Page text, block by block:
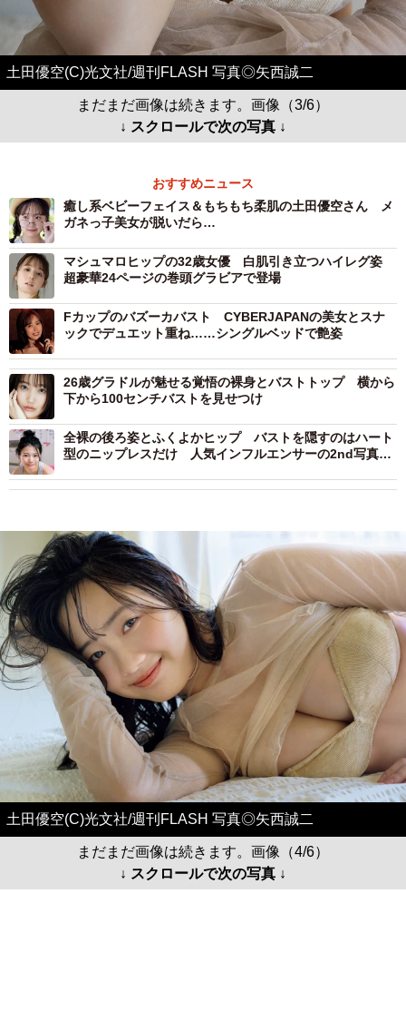
土田優空(C)光文社/週刊FLASH 写真◎矢西誠二
まだまだ画像は続きます。画像（3/6）
↓ スクロールで次の写真 ↓
おすすめニュース
癒し系ベビーフェイス＆もちもち柔肌の土田優空さん メ
ガネっ子美女が脱いだら…
マシュマロヒップの32歳女優 白肌引き立つハイレグ姿
超豪華24ページの巻頭グラビアで登場
Fカップのバズーカバスト CYBERJAPANの美女とスナ
ックでデュエット重ね……シングルベッドで艶姿
26歳グラドルが魅せる覚悟の裸身とバストトップ 横から
下から100センチバストを見せつけ
全裸の後ろ姿とふくよかヒップ バストを隠すのはハート
型のニップレスだけ 人気インフルエンサーの2nd写真集
土田優空(C)光文社/週刊FLASH 写真◎矢西誠二
まだまだ画像は続きます。画像（4/6）
↓ スクロールで次の写真 ↓